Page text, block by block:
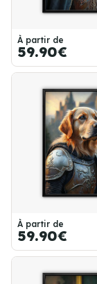
À partir de
59.90€
À partir de
59.90€